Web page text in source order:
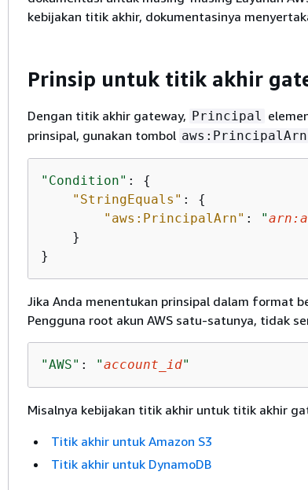
kebijakan titik akhir, dokumentasinya
Prinsip untuk titik akhir
Dengan titik akhir gateway, Principal
prinsipal, gunakan tombol aws:PrincipalArn
"Condition" : {
"StringEquals" : {
"aws:PrincipalArn" : "
    }
}
Jika Anda menentukan prinsipal dalam format
Pengguna root akun AWS satu-satunya, tidak
"AWS" : "account_id"
Misalnya kebijakan titik akhir untuk titik akhir
Titik akhir untuk Amazon S3
Titik akhir untuk DynamoDB